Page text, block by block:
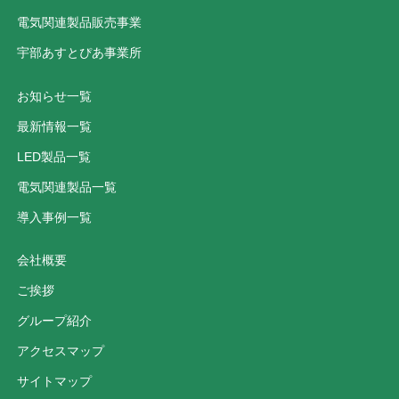
電気関連製品販売事業
宇部あすとぴあ事業所
お知らせ一覧
最新情報一覧
LED製品一覧
電気関連製品一覧
導入事例一覧
会社概要
ご挨拶
グループ紹介
アクセスマップ
サイトマップ